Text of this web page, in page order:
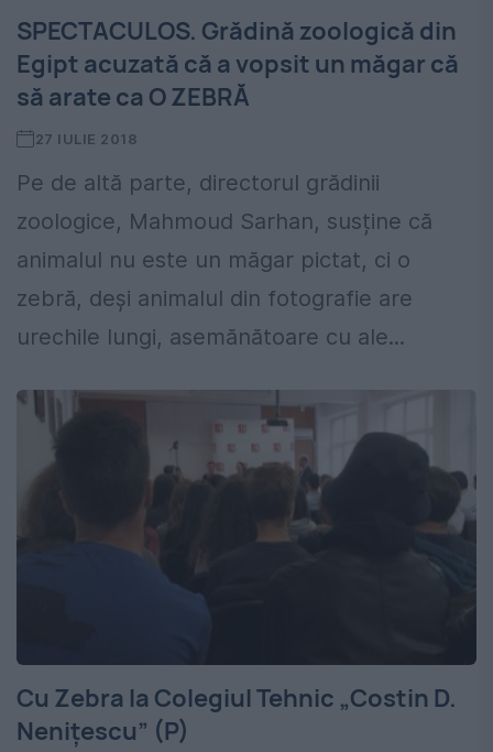
SPECTACULOS. Grădină zoologică din
Egipt acuzată că a vopsit un măgar că
să arate ca O ZEBRĂ
27 IULIE 2018
Pe de altă parte, directorul grădinii
zoologice, Mahmoud Sarhan, susține că
animalul nu este un măgar pictat, ci o
zebră, deși animalul din fotografie are
urechile lungi, asemănătoare cu ale...
Cu Zebra la Colegiul Tehnic „Costin D.
Nenițescu” (P)